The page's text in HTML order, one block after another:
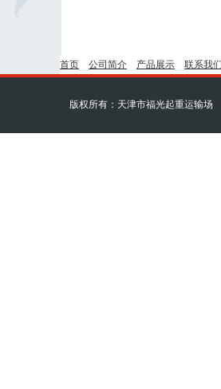
首页 公司简介 产品展示 联系我
版权所有：天津市福光起重运输